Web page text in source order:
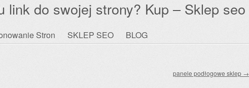
link do swojej strony? Kup – Sklep seo
Stron SKLEP SEO BLOG
panele podłogowe sklep →